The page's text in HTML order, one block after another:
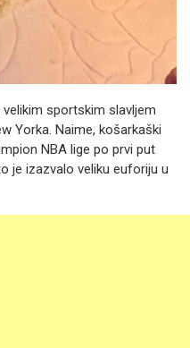
sportskim slavljem
Yorka. Naime, košarkaški
NBA lige po prvi put
je izazvalo veliku euforiju u